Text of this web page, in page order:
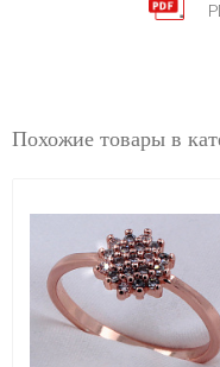
Похожие товары в